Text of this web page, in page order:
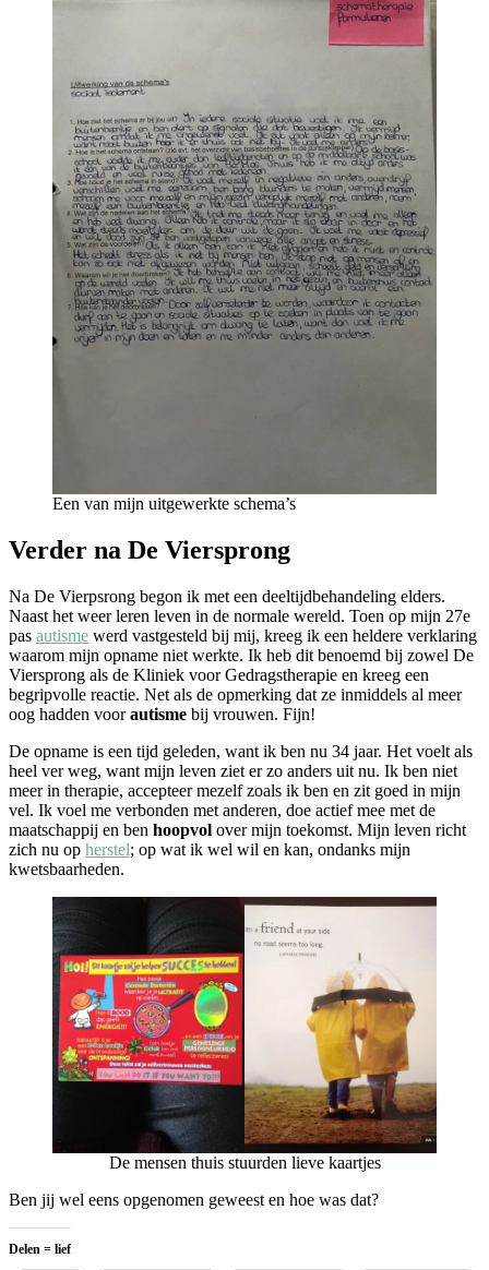
Een van mijn uitgewerkte schema’s
Verder na De Viersprong
Na De Vierpsrong begon ik met een deeltijdbehandeling elders.
Naast het weer leren leven in de normale wereld. Toen op mijn 27e
pas autisme werd vastgesteld bij mij, kreeg ik een heldere verklaring
waarom mijn opname niet werkte. Ik heb dit benoemd bij zowel De
Viersprong als de Kliniek voor Gedragstherapie en kreeg een
begripvolle reactie. Net als de opmerking dat ze inmiddels al meer
oog hadden voorautisme bij vrouwen. Fijn!
De opname is een tijd geleden, want ik ben nu 34 jaar. Het voelt als
heel ver weg, want mijn leven ziet er zo anders uit nu. Ik ben niet
meer in therapie, accepteer mezelf zoals ik ben en zit goed in mijn
vel. Ik voel me verbonden met anderen, doe actief mee met de
maatschappij en ben hoopvol over mijn toekomst. Mijn leven richt
zich nu op herstel; op wat ik wel wil en kan, ondanks mijn
kwetsbaarheden.
De mensen thuis stuurden lieve kaartjes
Ben jij wel eens opgenomen geweest en hoe was dat?
Delen = lief